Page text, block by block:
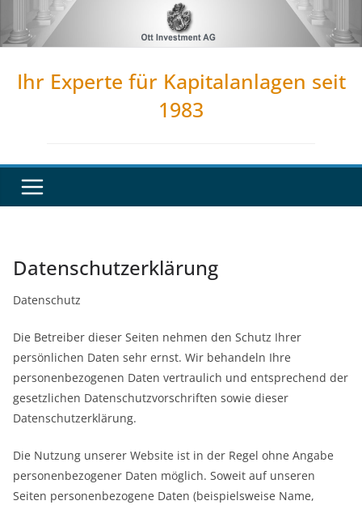
Inhalt
Ihr Experte für Kapitalanlagen seit
1983
Datenschutzerklärung
Datenschutz
Die Betreiber dieser Seiten nehmen den Schutz Ihrer
persönlichen Daten sehr ernst. Wir behandeln Ihre
personenbezogenen Daten vertraulich und entsprechend der
gesetzlichen Datenschutzvorschriften sowie dieser
Datenschutzerklärung.
Die Nutzung unserer Website ist in der Regel ohne Angabe
personenbezogener Daten möglich. Soweit auf unseren
Seiten personenbezogene Daten (beispielsweise Name,